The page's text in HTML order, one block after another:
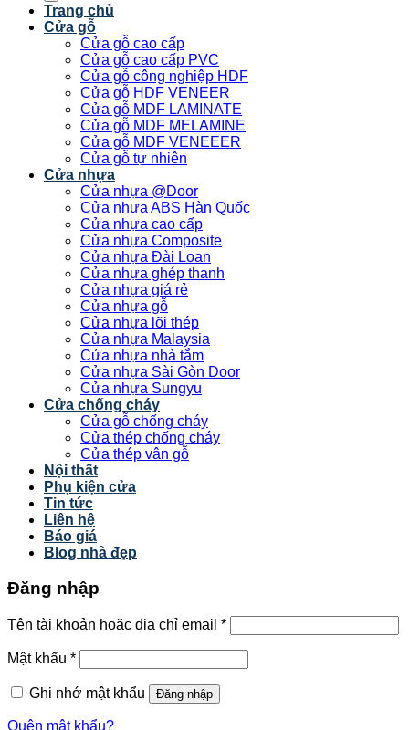
Trang chủ
Cửa gỗ
Cửa gỗ cao cấp
Cửa gỗ cao cấp PVC
Cửa gỗ công nghiệp HDF
Cửa gỗ HDF VENEER
Cửa gỗ MDF LAMINATE
Cửa gỗ MDF MELAMINE
Cửa gỗ MDF VENEEER
Cửa gỗ tự nhiên
Cửa nhựa
Cửa nhựa @Door
Cửa nhựa ABS Hàn Quốc
Cửa nhựa cao cấp
Cửa nhựa Composite
Cửa nhựa Đài Loan
Cửa nhựa ghép thanh
Cửa nhựa giá rẻ
Cửa nhựa gỗ
Cửa nhựa lõi thép
Cửa nhựa Malaysia
Cửa nhựa nhà tắm
Cửa nhựa Sài Gòn Door
Cửa nhựa Sungyu
Cửa chống cháy
Cửa gỗ chống cháy
Cửa thép chống cháy
Cửa thép vân gỗ
Nội thất
Phụ kiện cửa
Tin tức
Liên hệ
Báo giá
Blog nhà đẹp
Đăng nhập
Tên tài khoản hoặc địa chỉ email *
Mật khẩu *
Ghi nhớ mật khẩu Đăng nhập
Quên mật khẩu?